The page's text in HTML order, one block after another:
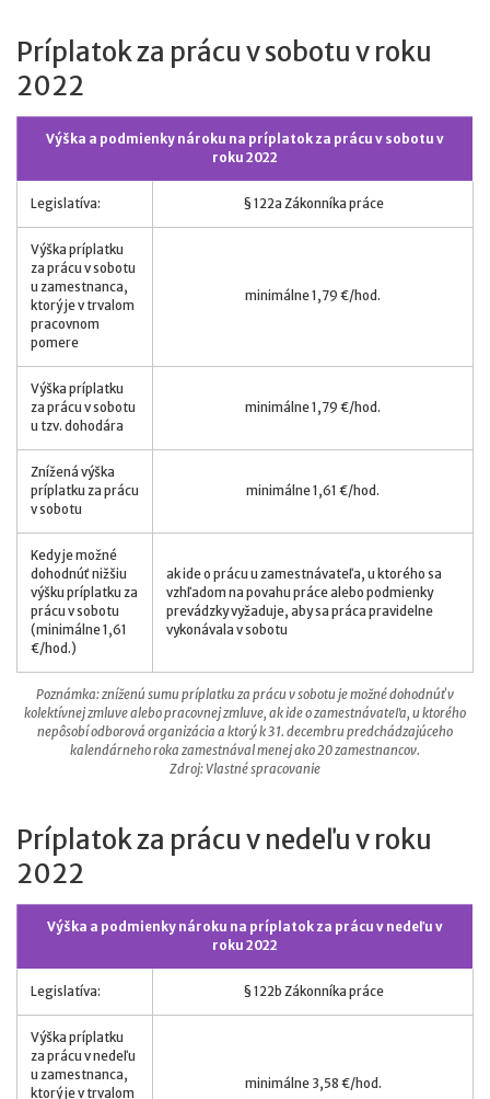
Príplatok za prácu v sobotu v roku
2022
Poznámka: zníženú sumu príplatku za prácu v sobotu je možné dohodnúť v
kolektívnej zmluve alebo pracovnej zmluve, ak ide o zamestnávateľa, u ktorého
nepôsobí odborová organizácia a ktorý k 31. decembru predchádzajúceho
kalendárneho roka zamestnával menej ako 20 zamestnancov.
Zdroj: Vlastné spracovanie
Výška a podmienky nároku na príplatok za prácu v sobotu v
roku 2022
Legislatíva: § 122a Zákonníka práce
Výška príplatku
za prácu v sobotu
u zamestnanca,
ktorý je v trvalom
pracovnom
pomere
minimálne 1,79 €/hod.
Výška príplatku
za prácu v sobotu
u tzv. dohodára
minimálne 1,79 €/hod.
Znížená výška
príplatku za prácu
v sobotu
minimálne 1,61 €/hod.
Kedy je možné
dohodnúť nižšiu
výšku príplatku za
prácu v sobotu
(minimálne 1,61
€/hod.)
ak ide o prácu u zamestnávateľa, u ktorého sa
vzhľadom na povahu práce alebo podmienky
prevádzky vyžaduje, aby sa práca pravidelne
vykonávala v sobotu
Príplatok za prácu v nedeľu v roku
2022
Výška a podmienky nároku na príplatok za prácu v nedeľu v
roku 2022
Legislatíva: § 122b Zákonníka práce
Výška príplatku
za prácu v nedeľu
u zamestnanca,
ktorý je v trvalom
minimálne 3,58 €/hod.